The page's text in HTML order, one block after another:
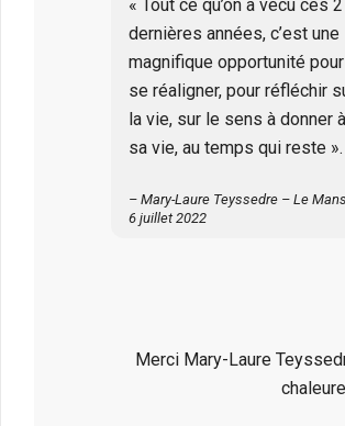
« Tout ce qu’on a vécu ces 2
dernières années, c’est une
magnifique opportunité pour
se réaligner, pour réfléchir
la vie, sur le sens à donner à
sa vie, au temps qui reste ».
– Mary-Laure Teyssedre – Le
6 juillet 2022
Merci Mary-Laure